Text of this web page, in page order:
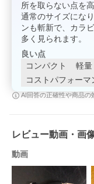
所を取らない点を
通常のサイズにな
ンも斬新で、カラ
多く見られます。
良い点
コンパクト
軽量
コストパフォーマ
AI回答の正確性や商品の
レビュー動画・画
動画